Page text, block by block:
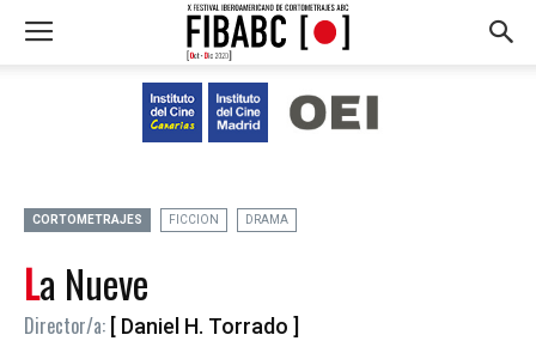
CORTOMETRAJES FICCION DRAMA
La Nueve
Director/a: [ Daniel H. Torrado ]